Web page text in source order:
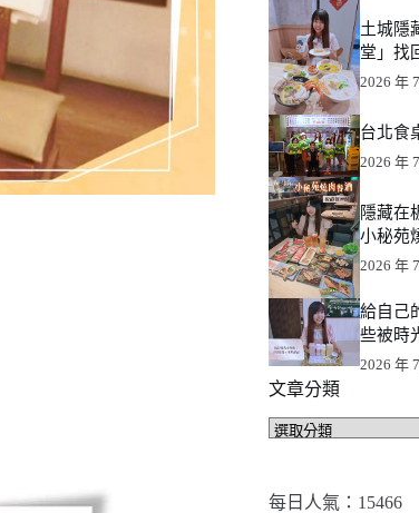
土城隱
堂」找
2026 年
台北食
2026 年
隱藏在
小秘苑
2026 年
給自己
些被時
2026 年
文章分類
文
類
每日人氣：15466